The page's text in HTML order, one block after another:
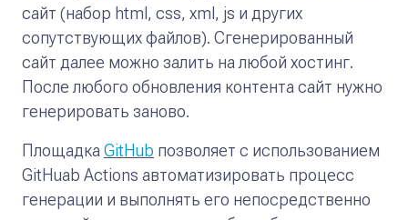
сайт (набор html, css, xml, js и других
сопутствующих файлов). Сгенерированный
сайт далее можно залить на любой хостинг.
После любого обновления контента сайт нужно
генерировать заново.
Площадка GitHub позволяет с использованием
GitHuab Actions автоматизировать процесс
генерации и выполнять его непосредственно